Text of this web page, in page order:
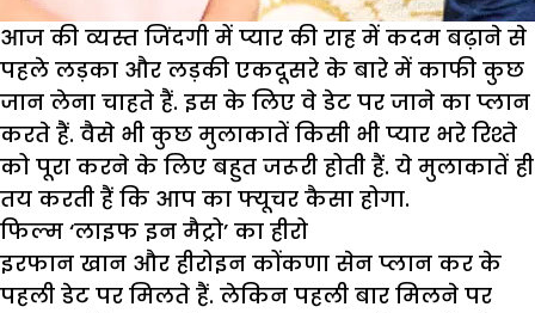
आज की व्यस्त जिंदगी में प्यार की राह में कदम बढ़ाने से
पहले लड़का और लड़की एकदूसरे के बारे में काफी कुछ
जान लेना चाहते हैं. इस के लिए वे डेट पर जाने का प्लान
करते हैं. वैसे भी कुछ मुलाकातें किसी भी प्यार भरे रिश्ते
को पूरा करने के लिए बहुत जरूरी होती हैं. ये मुलाकातें ही
तय करती हैं कि आप का फ्यूचर कैसा होगा.
फिल्म ‘लाइफ इन मैट्रो’ का हीरो
इरफान खान और हीरोइन कोंकणा सेन प्लान कर के
पहली डेट पर मिलते हैं. लेकिन पहली बार मिलने पर